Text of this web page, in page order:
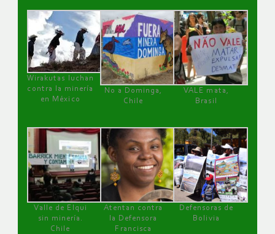
Wirakutas luchan
contra la minería
en México
No a Dominga,
Chile
VALE mata,
Brasil
Valle de Elqui
sin minería.
Chile
Atentan contra
la Defensora
Francisca
Defensoras de
Bolivia